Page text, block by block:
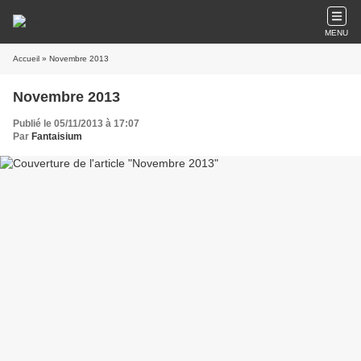
MENU
Accueil » Novembre 2013
Novembre 2013
Publié le 05/11/2013 à 17:07
Par Fantaisium